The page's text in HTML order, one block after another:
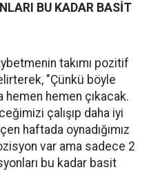
BU KADAR BASİT
takımı pozitif
"Çünkü böyle
hemen hemen çıkacak.
çalışıp daha iyi
haftada oynadığımız
var ama sadece 2
bu kadar basit